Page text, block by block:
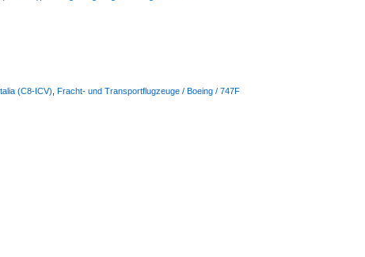
(C8-ICV) Fracht- und Transportflugzeuge / Boeing / 747F